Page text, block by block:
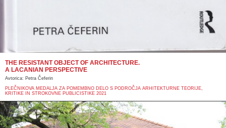
THE RESISTANT OBJECT OF ARCHITECTURE.
A LACANIAN PERSPECTIVE
Avtorica: Petra Čeferin
PLEČNIKOVA MEDALJA ZA POMEMBNO DELO S PODROČJA ARHITEKTURNE TEORIJE,
KRITIKE IN STROKOVNE PUBLICISTIKE 2021